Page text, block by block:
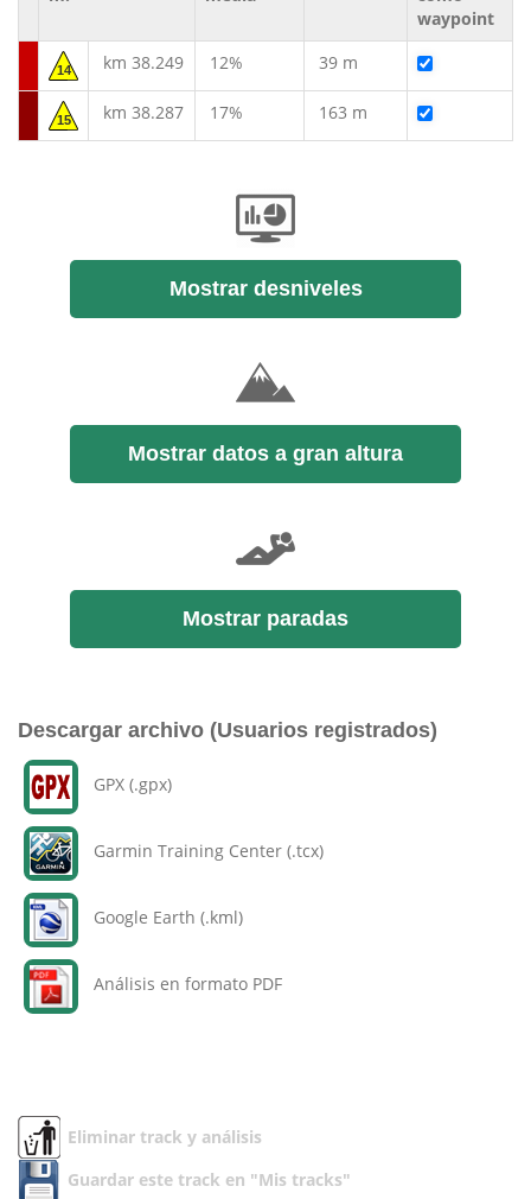
waypoint
14 km 38.249 12% 39 m
15 km 38.287 17% 163 m
Mostrar desniveles
Mostrar datos a gran altura
Mostrar paradas
Descargar archivo (Usuarios registrados)
GPX (.gpx)
Garmin Training Center (.tcx)
Google Earth (.kml)
Análisis en formato PDF
Eliminar track y análisis
Guardar este track en "Mis tracks"